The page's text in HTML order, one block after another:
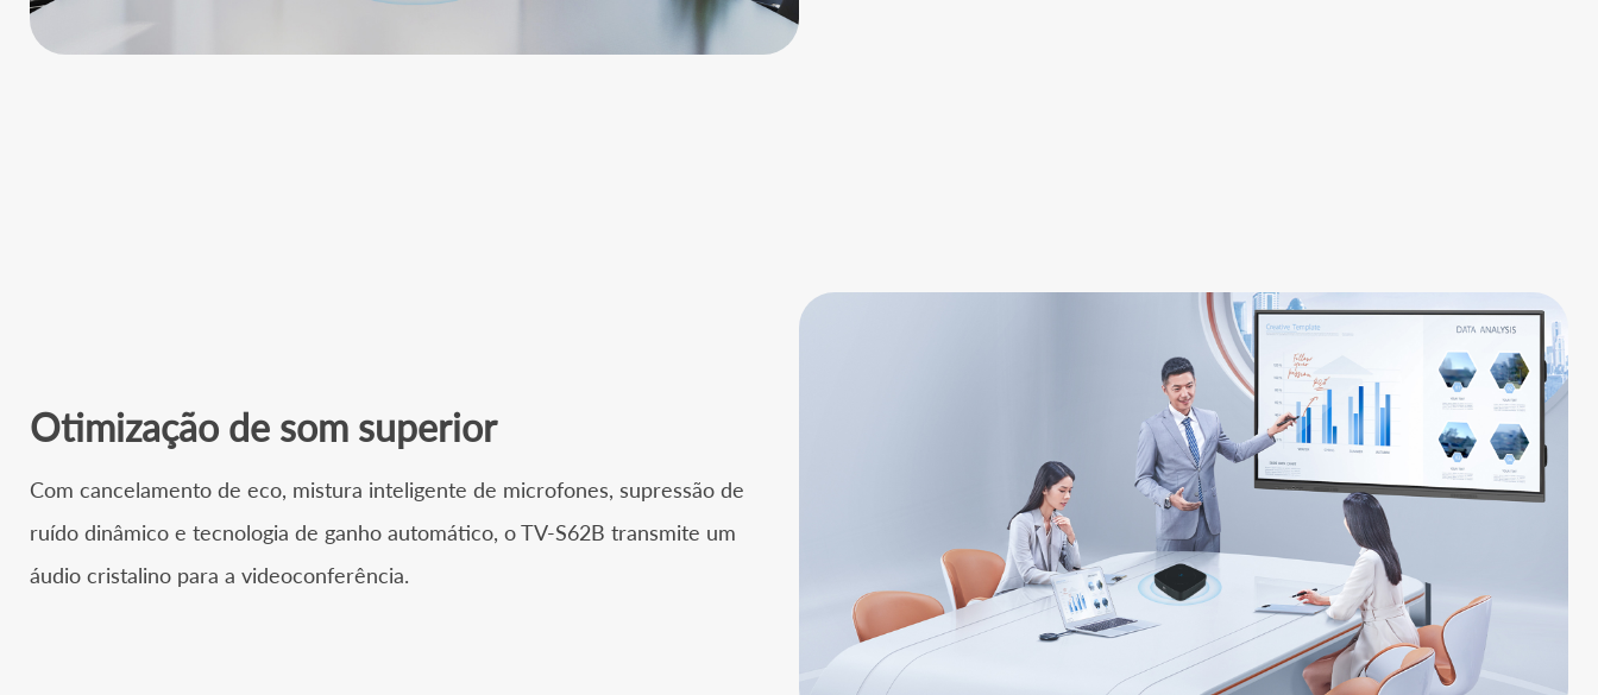
Otimização de som superior
Com cancelamento de eco, mistura inteligente de microfones, supressão de
ruído dinâmico e tecnologia de ganho automático, o TV-S62B transmite um
áudio cristalino para a videoconferência.